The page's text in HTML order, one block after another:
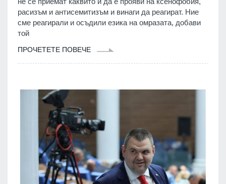
расизъм и антисемитизъм и винаги да реагират. Ние
сме реагирали и осъдили езика на омразата, добави
той
ПРОЧЕТЕТЕ ПОВЕЧЕ